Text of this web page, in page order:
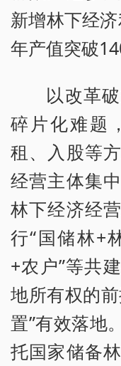
新增林下经
年产值突破
以改革
碎片化难题
租、入股等
经营主体集
林下经济经
行“国储林+
+农户”等共
地所有权的
置”有效落地
托国家储备